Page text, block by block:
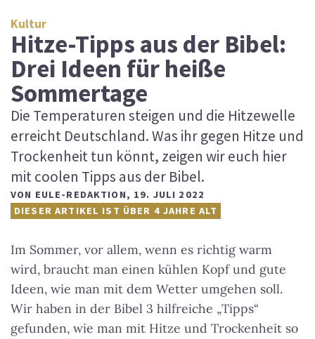
Kultur
Hitze-Tipps aus der Bibel:
Drei Ideen für heiße
Sommertage
Die Temperaturen steigen und die Hitzewelle
erreicht Deutschland. Was ihr gegen Hitze und
Trockenheit tun könnt, zeigen wir euch hier
mit coolen Tipps aus der Bibel.
VON EULE-REDAKTION, 19. JULI 2022
DIESER ARTIKEL IST ÜBER 4 JAHRE ALT
Im Sommer, vor allem, wenn es richtig warm
wird, braucht man einen kühlen Kopf und gute
Ideen, wie man mit dem Wetter umgehen soll.
Wir haben in der Bibel 3 hilfreiche „Tipps“
gefunden, wie man mit Hitze und Trockenheit so